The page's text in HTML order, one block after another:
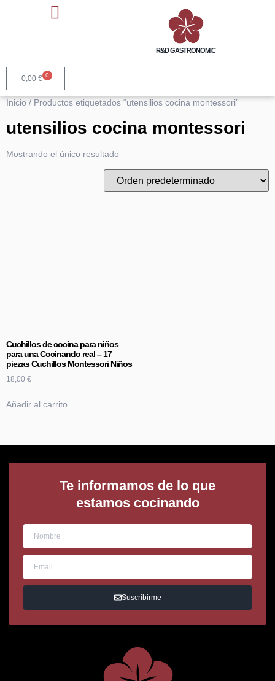
R&D GASTRONOMIC
0,00 € 0
Inicio / Productos etiquetados “utensilios cocina montessori”
utensilios cocina montessori
Mostrando el único resultado
Cuchillos de cocina para niños
para una Cocinando real – 17
piezas Cuchillos Montessori Niños
18,00 €
Añadir al carrito
Te informamos de lo que
estamos cocinando
Suscribirme